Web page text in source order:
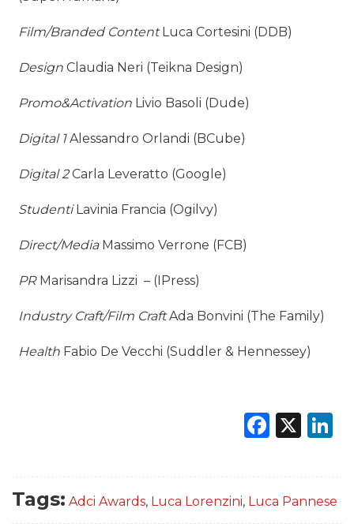
Film/Branded ContentLuca Cortesini (DDB)
Design Claudia Neri (Teikna Design)
Promo&Activation Livio Basoli (Dude)
Digital 1Alessandro Orlandi (BCube)
Digital 2Carla Leveratto (Google)
StudentiLavinia Francia (Ogilvy)
Direct/MediaMassimo Verrone (FCB)
PR Marisandra Lizzi – (IPress)
Industry Craft/Film CraftAda Bonvini (The Family)
Health Fabio De Vecchi (Suddler & Hennessey)
X
Tags: Adci Awards, Luca Lorenzini, Luca Pannese